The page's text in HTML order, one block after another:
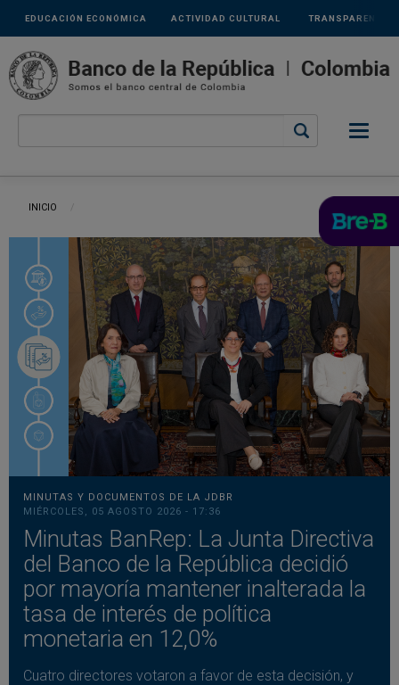
Pasar al contenido principal
Links
secundarios
ACTIVIDAD CULTURAL
EDUCACIÓN ECONÓMICA TRANSPARENCIA
Ruta de navegación
INICIO
MINUTAS Y DOCUMENTOS DE LA JDBR
MIÉRCOLES, 05 AGOSTO 2026 - 17:36
Minutas BanRep: La Junta Directiva
del Banco de la República decidió
por mayoría mantener inalterada la
tasa de interés de política
monetaria en 12,0%
Cuatro directores votaron a favor de esta decisión, y